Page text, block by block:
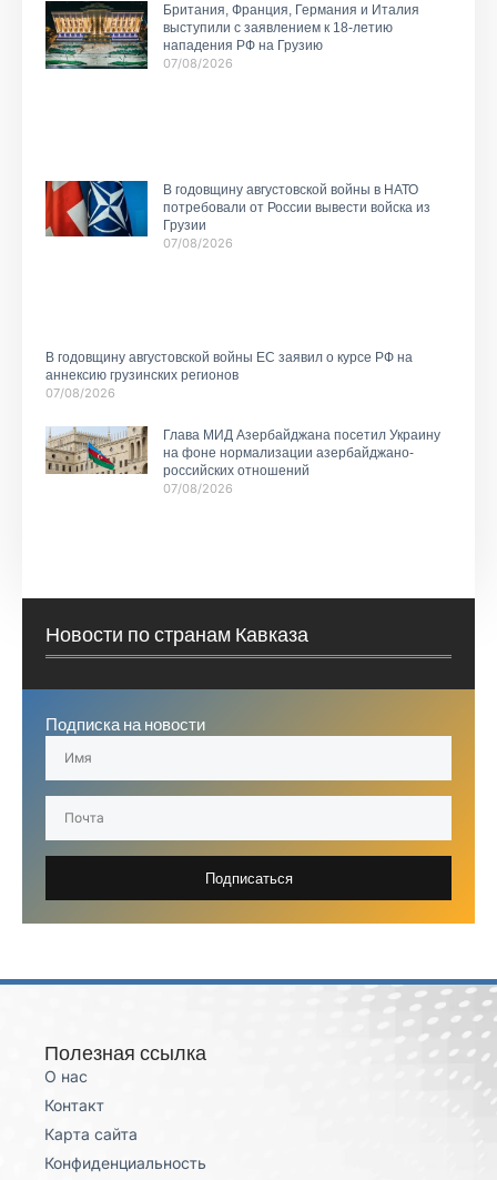
Британия, Франция, Германия и Италия
выступили с заявлением к 18-летию
нападения РФ на Грузию
07/08/2026
В годовщину августовской войны в НАТО
потребовали от России вывести войска из
Грузии
07/08/2026
В годовщину августовской войны ЕС заявил о курсе РФ на
аннексию грузинских регионов
07/08/2026
Глава МИД Азербайджана посетил Украину
на фоне нормализации азербайджано-
российских отношений
07/08/2026
Новости по странам Кавказа
Подписка на новости
Подписаться
Полезная ссылка
О нас
Контакт
Карта сайта
Конфиденциальность